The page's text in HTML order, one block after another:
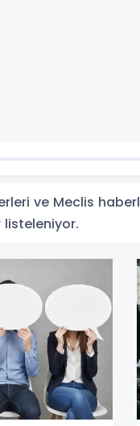
ve Meclis
listeleniyor.